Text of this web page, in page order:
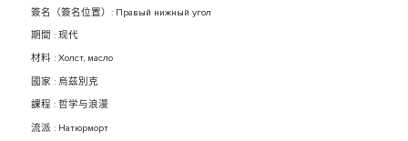
簽名（簽名位置）: Правый нижный угол
期間 : 现代
材料 : Холст, масло
國家 : 烏茲別克
課程 : 哲学与浪漫
流派 : Натюрморт